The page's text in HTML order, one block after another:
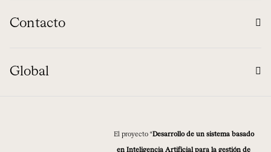
Contacto
Global
El proyecto “Desarrollo de un sistema basado
en Inteligencia Artificial para la gestión de